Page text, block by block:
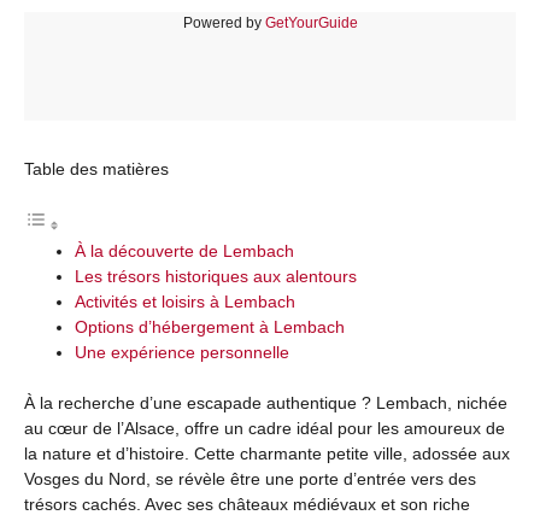
Powered by GetYourGuide
Table des matières
À la découverte de Lembach
Les trésors historiques aux alentours
Activités et loisirs à Lembach
Options d’hébergement à Lembach
Une expérience personnelle
À la recherche d’une escapade authentique ? Lembach, nichée
au cœur de l’Alsace, offre un cadre idéal pour les amoureux de
la nature et d’histoire. Cette charmante petite ville, adossée aux
Vosges du Nord, se révèle être une porte d’entrée vers des
trésors cachés. Avec ses châteaux médiévaux et son riche